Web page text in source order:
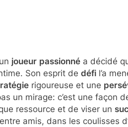
joueur passionné a décidé
Son esprit de défi l’a
rigoureuse et une
un mirage: c’est une façon
ressource et de viser un
amis, dans les coulisses